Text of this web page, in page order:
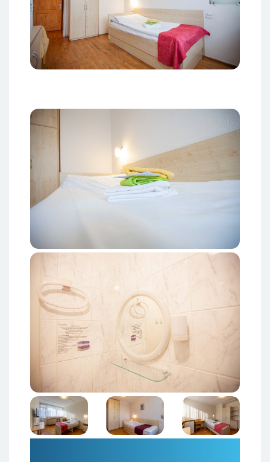
Attēls
Attēls
Attēls Attēls Attēls